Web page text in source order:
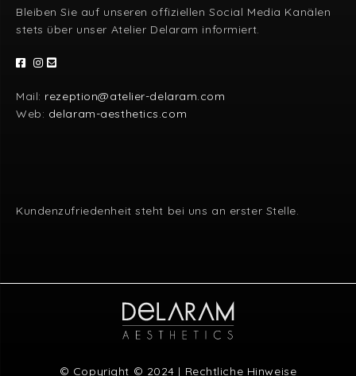
Bleiben Sie auf unseren offiziellen Social Media Kanälen
stets über unser Atelier Delaram informiert.
Mail: rezeption@atelier-delaram.com
Web: delaram-aesthetics.com
Kundenzufriedenheit steht bei uns an erster Stelle.
© Copyright © 2024 | Rechtliche Hinweise